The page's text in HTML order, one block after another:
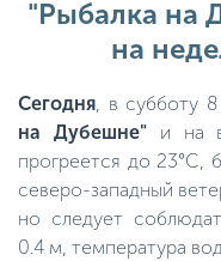
"Рыбалка на
на
Сегодня, в субботу 8
на Дубешне"и на
прогреется до 23°C,
северо-западный
но следует
0.4 м, температура